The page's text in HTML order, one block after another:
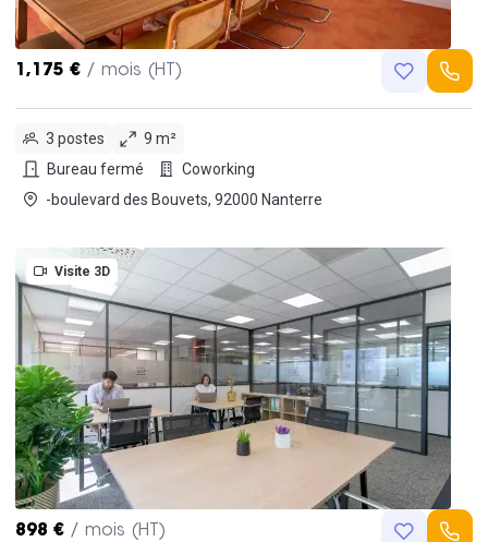
1,175 € / mois (HT)
3 postes
9 m²
Bureau fermé
Coworking
-boulevard des Bouvets, 92000 Nanterre
Visite 3D
898 € / mois (HT)